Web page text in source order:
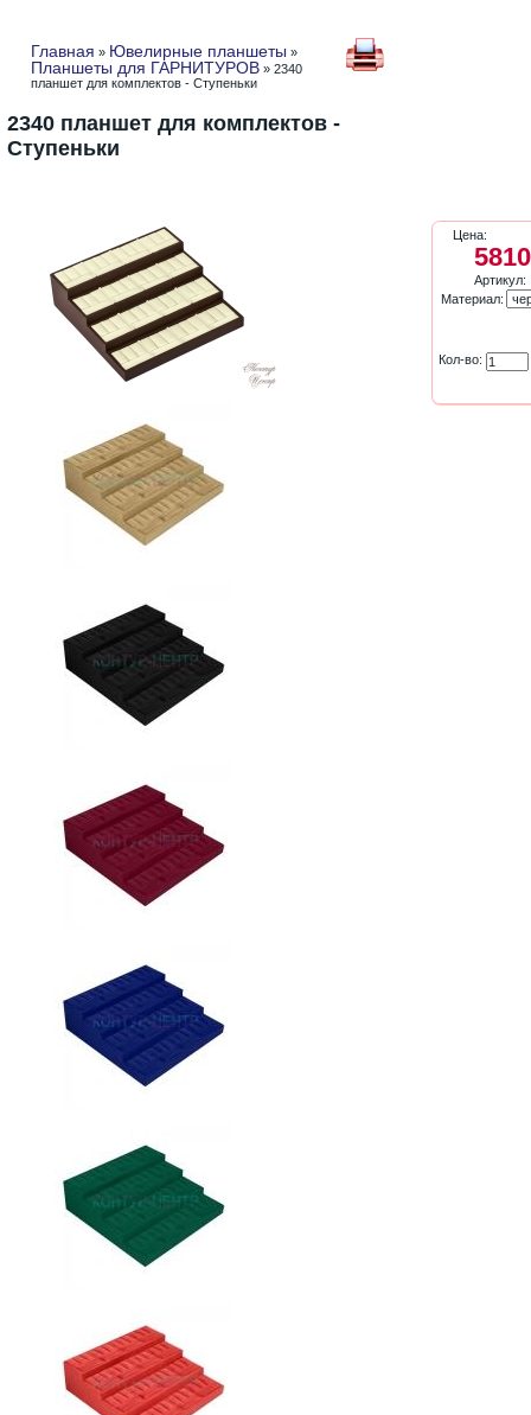
Главная » Ювелирные планшеты »
Планшеты для ГАРНИТУРОВ » 2340
планшет для комплектов - Ступеньки
2340 планшет для комплектов -
Ступеньки
Цена:
Артикул:
Материал:
Кол-во: